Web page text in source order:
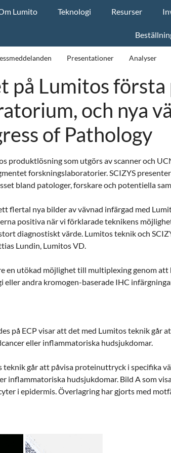
Lumito Teknologi Resurser
Presentationer Analyser
på Lumitos
och nya
of Pathology
produktlösning som utgörs av scanner och
forskningslaboratorier. SCIZYS
bland patologer, forskare och potentiella
flertal nya bilder av vävnad infärgad med
positiva när vi förklarade teknikens
diagnostiskt värde. Lumitos teknik och
Lundin, Lumitos VD.
en utökad möjlighet till multiplexing genom
eller andra kromogen-baserade IHC
på ECP visar att det med Lumitos teknik
eller inflammatoriska hudsjukdomar.
går att påvisa proteinuttryck i specifika
inflammatoriska hudsjukdomar. Bild A som
i epidermis. Överlagring har gjorts med